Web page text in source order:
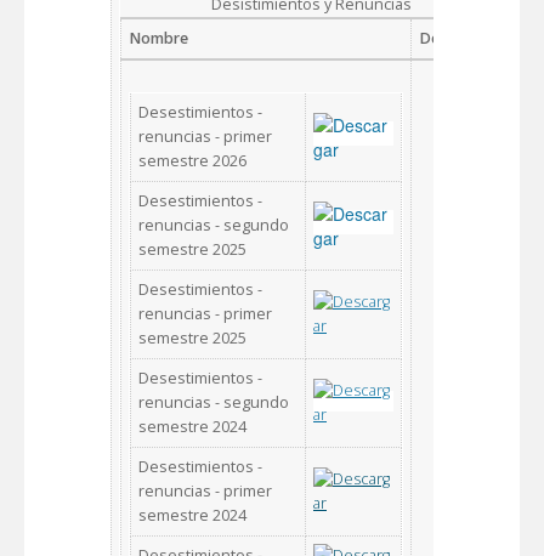
Nombre
Descargar
Desestimientos -
renuncias - primer
semestre 2026
Desestimientos -
renuncias - segundo
semestre 2025
Desestimientos -
renuncias - primer
semestre 2025
Desestimientos -
renuncias - segundo
semestre 2024
Desestimientos -
renuncias - primer
semestre 2024